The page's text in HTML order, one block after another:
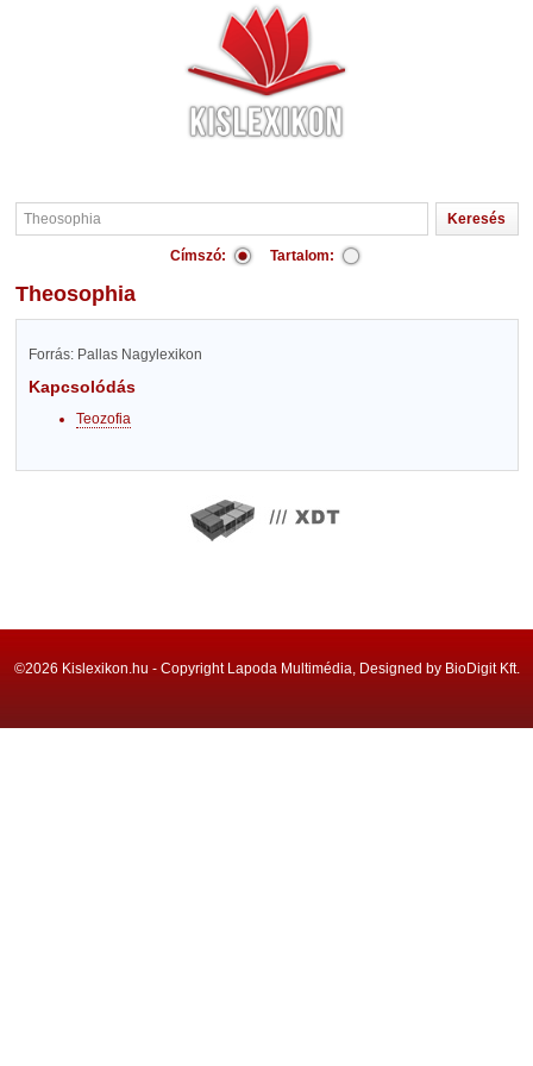
Címszó: Tartalom:
Theosophia
Forrás: Pallas Nagylexikon
Kapcsolódás
Teozofia
©2026 Kislexikon.hu - Copyright Lapoda Multimédia, Designed by BioDigit Kft.